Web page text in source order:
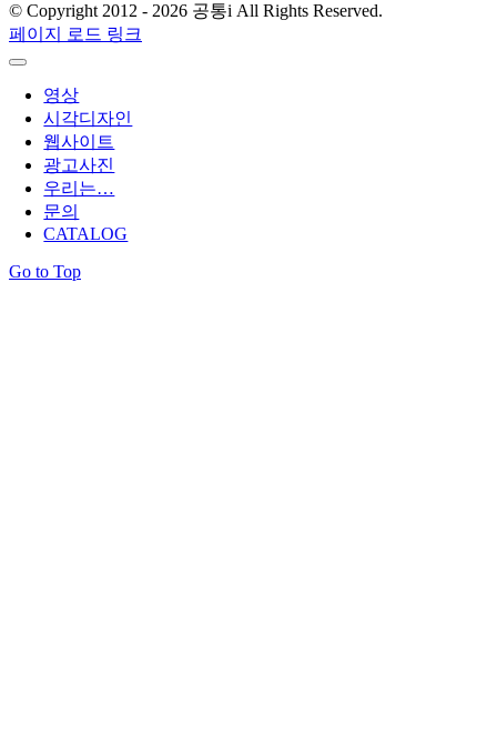
© Copyright 2012 - 2026 공통i All Rights Reserved.
페이지 로드 링크
영상
시각디자인
웹사이트
광고사진
우리는…
문의
CATALOG
Go to Top